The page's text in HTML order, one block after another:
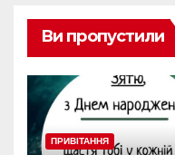
Ви пропустили
ПРИВІТАННЯ